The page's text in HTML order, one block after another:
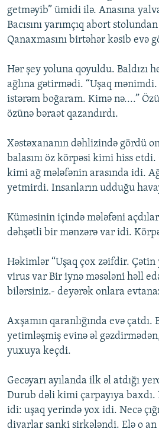
getməyib” ümidi ilə. Anasına
Bacısını yarımçıq abort
Qanaxmasını birtəhər kəsib evə
Hər şey yoluna qoyuldu. Baldızı
ağlına gətirmədi. “Uşaq
istərəm boğaram. Kimə nə....”
özünə bəraət qazandırdı.
Xəstəxananın dəhlizində gördü
balasını öz körpəsi kimi hiss etdi.
kimi ağ mələfənin arasında idi.
yetmirdi. Insanların udduğu
Küməsinin içində mələfəni
dəhşətli bir mənzərə var idi.
Həkimlər “Uşaq çox zəifdir. Çətin
virus var Bir iynə məsələni həll
bilərsiniz.- deyərək onlara
Axşamın qaranlığında evə çatdı.
yetimləşmiş evinə əl
yuxuya keçdi.
Gecəyarı ayılanda ilk əl atdığı
Durub dəli kimi çarpayıya
idi: uşaq yerində yox idi. Necə
divarlar sanki sirkələndi. Elə o an